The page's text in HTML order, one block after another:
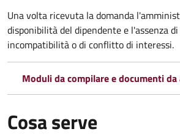
Una volta ricevuta la domanda
disponibilità del dipendente e l'assenza
incompatibilità o di conflitto di interessi.
Moduli da compilare e documenti da
Cosa serve